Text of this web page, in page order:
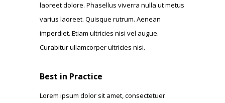
laoreet dolore. Phasellus viverra nulla ut metus
varius laoreet. Quisque rutrum. Aenean
imperdiet. Etiam ultricies nisi vel augue.
Curabitur ullamcorper ultricies nisi.
Best in Practice
Lorem ipsum dolor sit amet, consectetuer